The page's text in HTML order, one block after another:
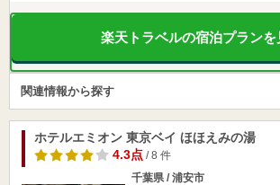
楽天トラベルの宿泊プランを
関連情報から探す
ホテルエミオン 東京ベイ ほほえみの湯
4.3点/ 8 件
千葉県 / 浦安市